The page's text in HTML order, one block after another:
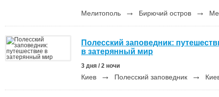
Мелитополь → Бирючий остров →
Полесский заповедник:
в затерянный мир
3 дня / 2 ночи
Киев → Полесский заповедник →